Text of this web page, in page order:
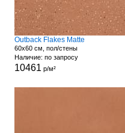
Outback Flakes Matte
60x60 см, пол/стены
Наличие: по запросу
10461 р/м²